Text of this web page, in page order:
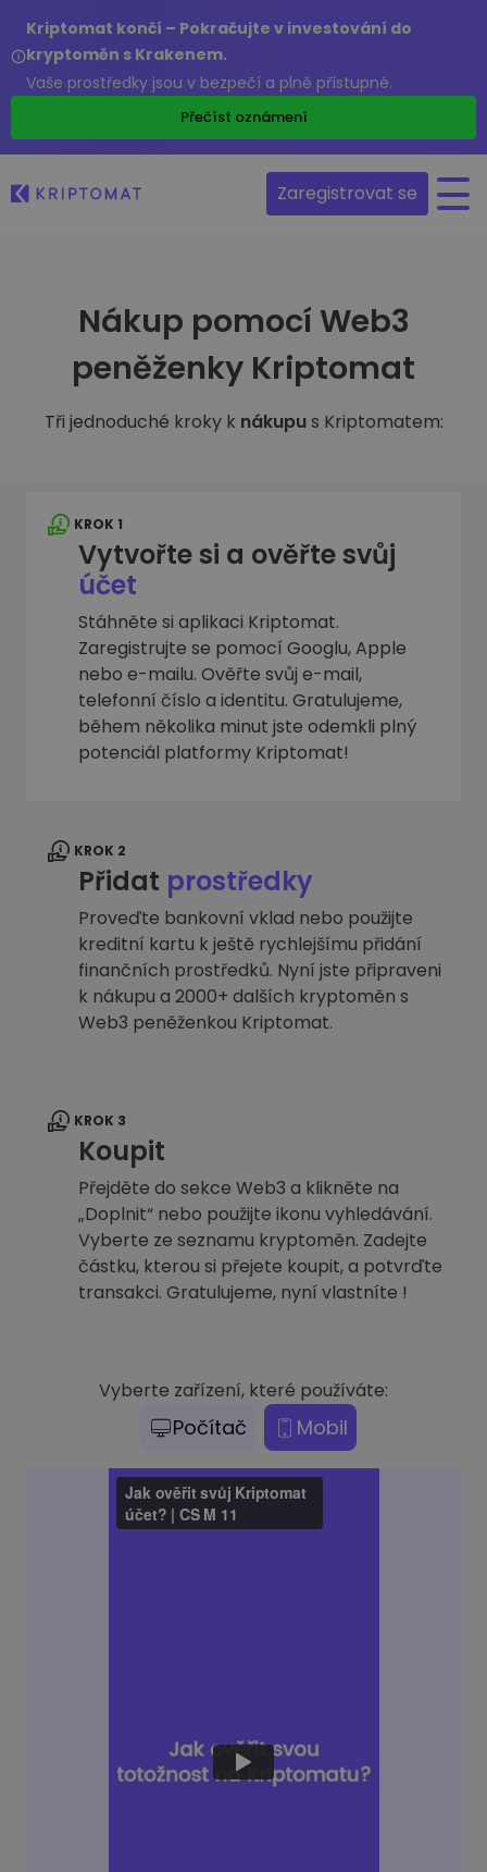
Kriptomat končí – Pokračujte v investování do
kryptoměn s Krakenem.
Vaše prostředky jsou v bezpečí a plně přístupné.
Přečíst oznámení
Zaregistrovat se
Nákup pomocí Web3
peněženky Kriptomat
Tři jednoduché kroky k nákupus Kriptomatem:
KROK 1
Vytvořte si a ověřte svůj
účet
Stáhněte si aplikaci Kriptomat.
Zaregistrujte se pomocí Googlu, Apple
nebo e-mailu. Ověřte svůj e-mail,
telefonní číslo a identitu. Gratulujeme,
během několika minut jste odemkli plný
potenciál platformy Kriptomat!
KROK 2
Přidat prostředky
Proveďte bankovní vklad nebo použijte
kreditní kartu k ještě rychlejšímu přidání
finančních prostředků. Nyní jste připraveni
k nákupu a 2000+ dalších kryptoměn s
Web3 peněženkou Kriptomat.
KROK 3
Koupit
Přejděte do sekce Web3 a klikněte na
„Doplnit“ nebo použijte ikonu vyhledávání.
Vyberte ze seznamu kryptoměn. Zadejte
částku, kterou si přejete koupit, a potvrďte
transakci. Gratulujeme, nyní vlastníte !
Vyberte zařízení, které používáte:
Počítač Mobil